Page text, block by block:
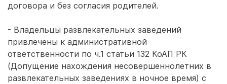
договора и без согласия родителей.
- Владельцы развлекательных заведений
привлечены к административной
ответственности по ч.1 статьи 132 КоАП РК
(Допущение нахождения несовершеннолетних в
развлекательных заведениях в ночное время) с